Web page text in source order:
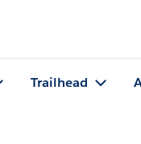
Trailhead